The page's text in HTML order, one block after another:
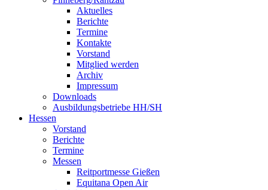
Aktuelles
Berichte
Termine
Kontakte
Vorstand
Mitglied werden
Archiv
Impressum
Downloads
Ausbildungsbetriebe HH/SH
Hessen
Vorstand
Berichte
Termine
Messen
Reitportmesse Gießen
Equitana Open Air